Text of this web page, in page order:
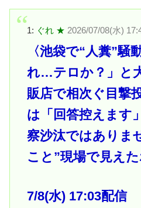
1: ぐれ ★ 2026/07/08(水)
〈池袋で“人糞”騒
れ…テロか？」と
販店で相次ぐ目撃
は「回答控えます
察沙汰ではありま
こと”現場で見え
7/8(水) 17:03配信